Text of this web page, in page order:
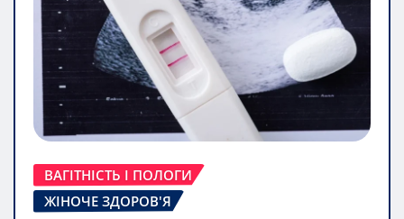
ВАГІТНІСТЬ І ПОЛОГИ
ЖІНОЧЕ ЗДОРОВ'Я